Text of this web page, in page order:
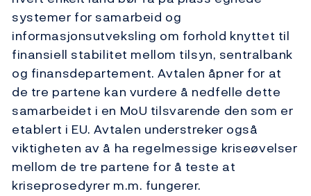
systemer for samarbeid og
informasjonsutveksling om forhold knyttet til
finansiell stabilitet mellom tilsyn, sentralbank
og finansdepartement. Avtalen åpner for at
de tre partene kan vurdere å nedfelle dette
samarbeidet i en MoU tilsvarende den som er
etablert i EU. Avtalen understreker også
viktigheten av å ha regelmessige kriseøvelser
mellom de tre partene for å teste at
kriseprosedyrer m.m. fungerer.